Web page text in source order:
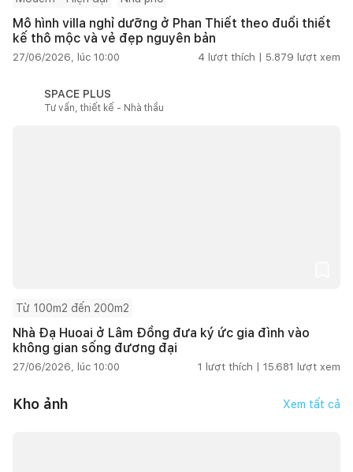
Mô hình villa nghỉ dưỡng ở Phan Thiết theo đuổi thiết
kế thô mộc và vẻ đẹp nguyên bản
27/06/2026, lúc 10:00 4 lượt thích | 5.879 lượt xem
SPACE PLUS
Tư vấn, thiết kế - Nhà thầu
Từ 100m2 đến 200m2
Nhà Đạ Huoai ở Lâm Đồng đưa ký ức gia đình vào
không gian sống đương đại
27/06/2026, lúc 10:00 1 lượt thích | 15.681 lượt xem
Kho ảnh Xem tất cả